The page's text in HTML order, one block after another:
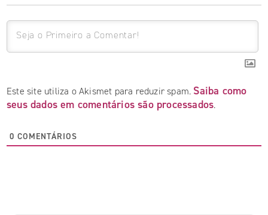
Este site utiliza o Akismet para reduzir spam. Saiba como
seus dados em comentários são processados.
0 COMENTÁRIOS